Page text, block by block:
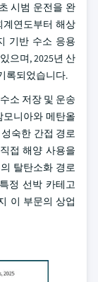
시범 운전을 완
계연도부터 해상
기반 수소 응용
으며, 2025년 산
록되었습니다.
소 저장 및 운송
니아와 메탄올
숙한 간접 경로
접 해양 사용을
탈탄소화 경로
정 선박 카테고
이 부문의 상업